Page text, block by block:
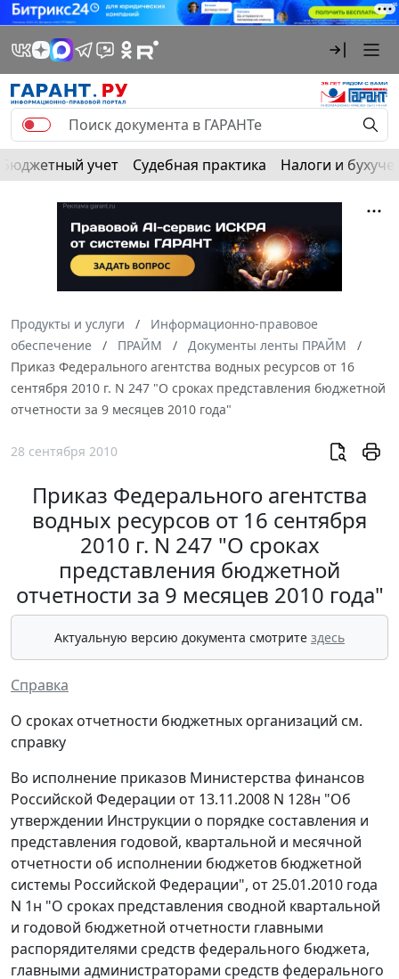
Бюджетный учет Судебная практика Налоги и
Продукты и услуги
Информационно-правовое
обеспечение
ПРАЙМ
Документы ленты ПРАЙМ
Приказ Федерального агентства водных ресурсов от 16
сентября 2010 г. N 247 "О сроках представления бюджетной
отчетности за 9 месяцев 2010 года"
28 сентября 2010
Приказ Федерального агентства
водных ресурсов от 16 сентября
2010 г. N 247 "О сроках
представления бюджетной
отчетности за 9 месяцев 2010 года"
Актуальную версию документа смотрите здесь
Справка
О сроках отчетности бюджетных организаций см.
справку
Во исполнение приказов Министерства финансов
Российской Федерации от 13.11.2008 N 128н "Об
утверждении Инструкции о порядке составления и
представления годовой, квартальной и месячной
отчетности об исполнении бюджетов бюджетной
системы Российской Федерации", от 25.01.2010 года
N 1н "О сроках представления сводной квартальной
и годовой бюджетной отчетности главными
распорядителями средств федерального бюджета,
главными администраторами средств федерального